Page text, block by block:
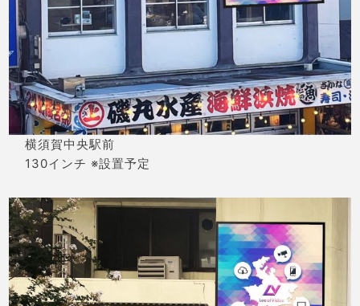
横須賀中央駅前
130インチ ※設置予定